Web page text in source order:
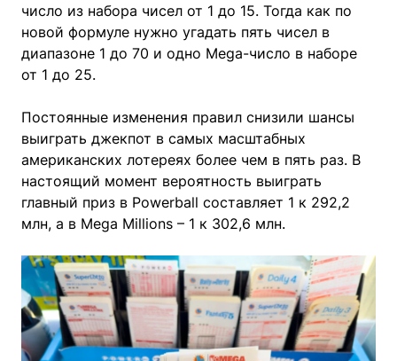
число из набора чисел от 1 до 15. Тогда как по
новой формуле нужно угадать пять чисел в
диапазоне 1 до 70 и одно Mega-число в наборе
от 1 до 25.
Постоянные изменения правил снизили шансы
выиграть джекпот в самых масштабных
американских лотереях более чем в пять раз. В
настоящий момент вероятность выиграть
главный приз в Powerball составляет 1 к 292,2
млн, а в Mega Millions – 1 к 302,6 млн.